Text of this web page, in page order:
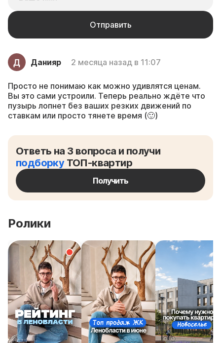
Данияр 2 месяца назад в 11:07
Просто не понимаю как можно удивлятся ценам.
Вы это сами устроили. Теперь реально ждёте что
пузырь лопнет без ваших резких движений по
ставкам или просто тянете время (🙂)
Ответь на 3 вопроса и получи
подборкуТОП-квартир
Получить
Ролики